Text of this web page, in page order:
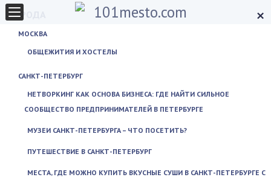
×
ГОРОДА
МОСКВА
ОБЩЕЖИТИЯ И ХОСТЕЛЫ
САНКТ-ПЕТЕРБУРГ
НЕТВОРКИНГ КАК ОСНОВА БИЗНЕСА: ГДЕ НАЙТИ СИЛЬНОЕ
СООБЩЕСТВО ПРЕДПРИНИМАТЕЛЕЙ В ПЕТЕРБУРГЕ
МУЗЕИ САНКТ-ПЕТЕРБУРГА – ЧТО ПОСЕТИТЬ?
ПУТЕШЕСТВИЕ В САНКТ-ПЕТЕРБУРГ
МЕСТА, ГДЕ МОЖНО КУПИТЬ ВКУСНЫЕ СУШИ В САНКТ-ПЕТЕРБУРГЕ С